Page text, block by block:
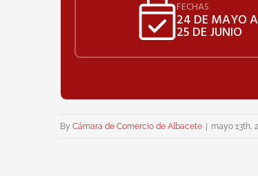
FECHAS
24 DE MAYO
25 DE JUNIO
By Cámara de Comercio de Albacete mayo 13th,